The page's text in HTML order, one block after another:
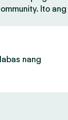
Ito ang
nang